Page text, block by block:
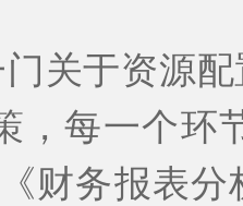
关于资源
，每一个环
《财务报表